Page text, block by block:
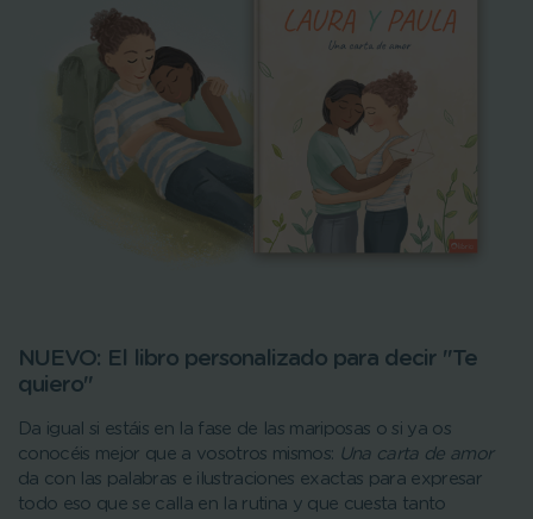
NUEVO: El libro personalizado para decir "Te
quiero"
Da igual si estáis en la fase de las mariposas o si ya os
conocéis mejor que a vosotros mismos: Una carta de amor
da con las palabras e ilustraciones exactas para expresar
todo eso que se calla en la rutina y que cuesta tanto